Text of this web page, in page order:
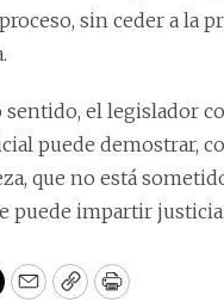
sin ceder a la
el legislador
puede demostrar,
que no está
puede impartir justicia.
EmailCopyPrint